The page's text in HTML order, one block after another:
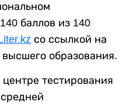
баллов из 140
со ссылкой на
образования.
тестирования